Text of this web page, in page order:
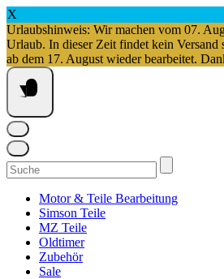
X
Urlaubshinweis: Wir machen vom 07.
Urlaub. In dieser Zeit findet kein Versand
ab dem 17. August wieder bearbeitet.
Springe
zum
Inhalt
Suchen
nach:
Motor & Teile Bearbeitung
Simson Teile
MZ Teile
Oldtimer
Zubehör
Sale